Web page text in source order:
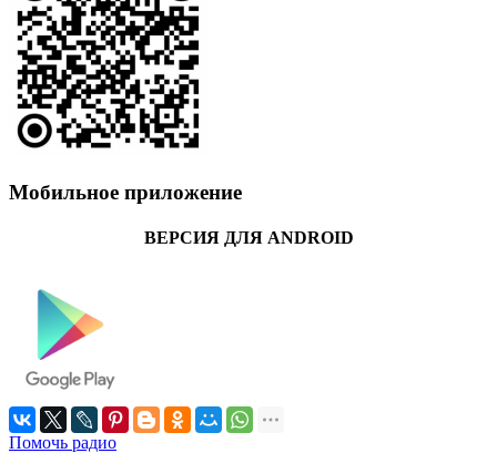
Мобильное приложение
ВЕРСИЯ ДЛЯ ANDROID
Помочь радио